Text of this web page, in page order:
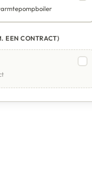
EEN CONTRACT)